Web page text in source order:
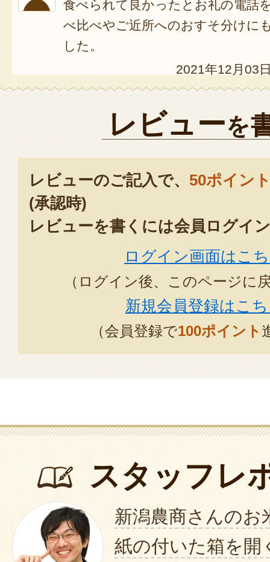
食べられて良かったとお礼の電話
べ比べやご近所へのおすそ分けに
した。
2021年12月03
お歳暮用で注文しました。配送も
相手方にも大変喜んで頂けました。
プレゼント用で注文しました。配
す。相手方にも大変喜んで頂けま
2021年09
結婚の内祝いで贈りました。贈り
色合いの包みで、何より様々な種
きたようで大変喜んでもらえまし
2021年05月
chemyさま
て大変光栄です。今後も新潟県
日々お届けいたします。
2021年05月
届いた方から大変喜んで頂けまし
レビューを
レビューのご記入で、 50ポイン
(承認時)
レビューを書くには会員ログイ
ログイン画面はこ
（ログイン後、このページに
新規会員登録はこ
（会員登録で100ポイント
スタッフレ
新潟農商さんのお
紙の付いた箱を開